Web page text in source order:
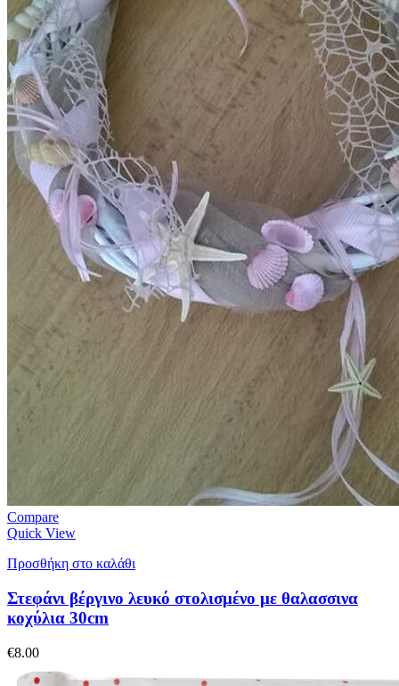
Compare
Quick View
Προσθήκη στο καλάθι
Στεφάνι βέργινο λευκό στολισμένο με θαλασσινα
κοχύλια 30cm
€8.00